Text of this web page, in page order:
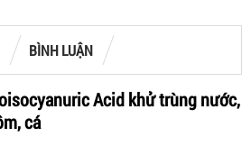
BÌNH LUẬN
Acid khử trùng nước,
cá